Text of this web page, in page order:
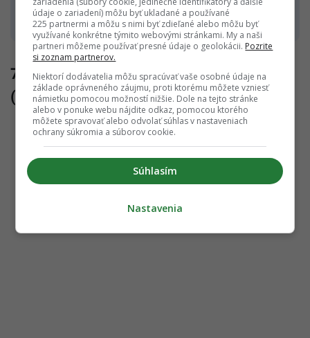
Čiarový kód: 4005808433438.
7. White Secret Lightening Body Lotion
(500 ml)
údaje o zariadení) môžu byť ukladané a používané
225 partnermi a môžu s nimi byť zdieľané alebo môžu byť
využívané konkrétne týmito webovými stránkami. My a naši
partneri môžeme používať presné údaje o geolokácii. Pozrite
si zoznam partnerov.
Niektorí dodávatelia môžu spracúvať vaše osobné údaje na
základe oprávneného záujmu, proti ktorému môžete vzniesť
námietku pomocou možností nižšie. Dole na tejto stránke
alebo v ponuke webu nájdite odkaz, pomocou ktorého
môžete spravovať alebo odvolať súhlas v nastaveniach
ochrany súkromia a súborov cookie.
Súhlasím
Nastavenia